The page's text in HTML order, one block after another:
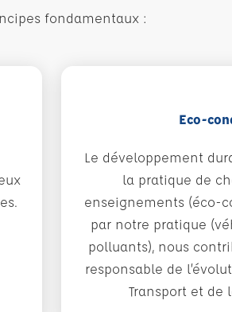
fondamentaux :
Eco-
Le développement
la pratique de
enseignements (éco-
par notre pratique
polluants), nous
responsable de
Transport et de